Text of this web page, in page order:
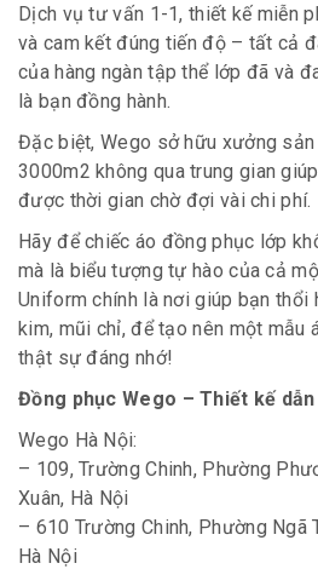
Dịch vụ tư vấn 1-1, thiết kế miễn
và cam kết đúng tiến độ – tất cả
của hàng ngàn tập thể lớp đã và
là bạn đồng hành.
Đặc biệt, Wego sở hữu xưởng
3000m2 không qua trung gian
được thời gian chờ đợi vài chi phí.
Hãy để chiếc áo đồng phục lớp
mà là biểu tượng tự hào của cả
Uniform chính là nơi giúp bạn thổi
kim, mũi chỉ, để tạo nên một mẫu
thật sự đáng nhớ!
Đồng phục Wego – Thiết kế
Wego Hà Nội:
– 109, Trường Chinh, Phường
Xuân, Hà Nội
– 610 Trường Chinh, Phường Ngã
Hà Nội